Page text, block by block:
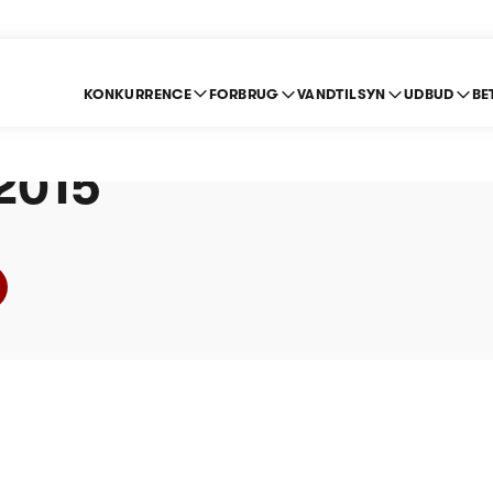
KONKURRENCE FORBRUG VANDTILSYN UDBUD